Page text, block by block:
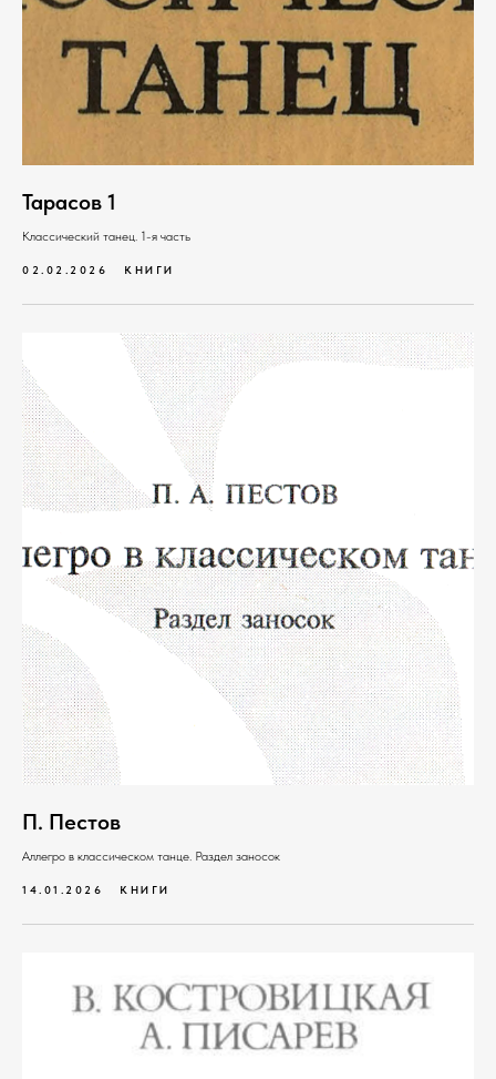
Тарасов 1
Классический танец. 1-я часть
02.02.2026 КНИГИ
П. Пестов
Аллегро в классическом танце. Раздел заносок
14.01.2026 КНИГИ